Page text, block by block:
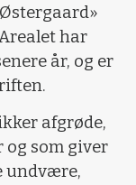
har
år, og er
afgrøde,
som giver
undvære,